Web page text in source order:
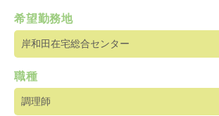
希望勤務地
岸和田在宅総合センター
職種
調理師